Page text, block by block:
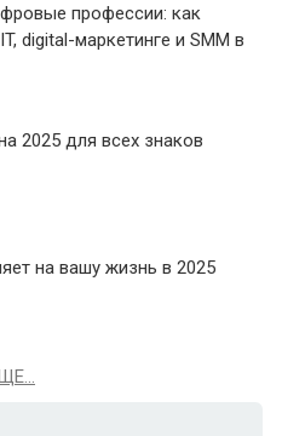
профессии: как
digital-маркетинге и SMM в
2025 для всех знаков
на вашу жизнь в 2025